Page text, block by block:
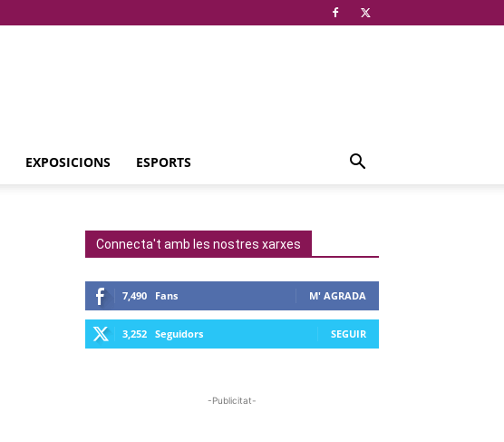
EXPOSICIONS ESPORTS
Connecta't amb les nostres xarxes
7,490 Fans M' AGRADA
3,252 Seguidors SEGUIR
-Publicitat-